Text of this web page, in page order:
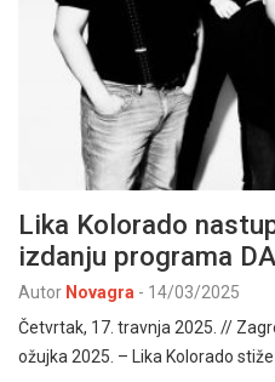
Lika Kolorado
izdanju programa
Autor Novagra - 14/03/2025
Četvrtak, 17. travnja 2025. //
ožujka 2025. – Lika Kolorado